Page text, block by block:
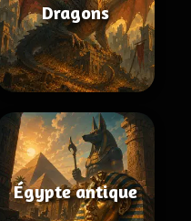
Dragons
Égypte antique